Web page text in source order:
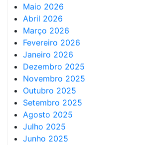
Maio 2026
Abril 2026
Março 2026
Fevereiro 2026
Janeiro 2026
Dezembro 2025
Novembro 2025
Outubro 2025
Setembro 2025
Agosto 2025
Julho 2025
Junho 2025